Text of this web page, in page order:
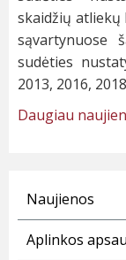
skaidžių
sąvartynuose
sudėties
2013, 2016,
Daugiau
Naujienos
Aplinkos